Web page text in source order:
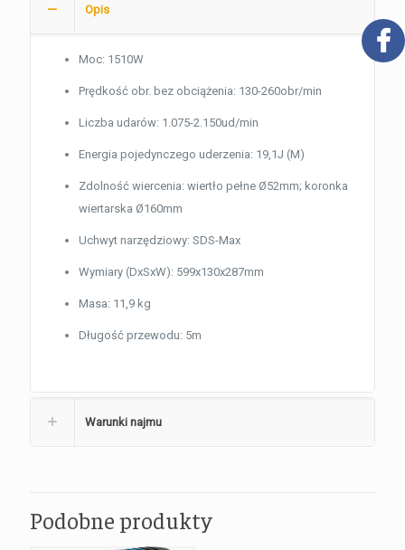
Opis
Moc: 1510W
Prędkość obr. bez obciążenia: 130-260obr/min
Liczba udarów: 1.075-2.150ud/min
Energia pojedynczego uderzenia: 19,1J (M)
Zdolność wiercenia: wiertło pełne Ø52mm; koronka
wiertarska Ø160mm
Uchwyt narzędziowy: SDS-Max
Wymiary (DxSxW): 599x130x287mm
Masa: 11,9 kg
Długość przewodu: 5m
Warunki najmu
Podobne produkty